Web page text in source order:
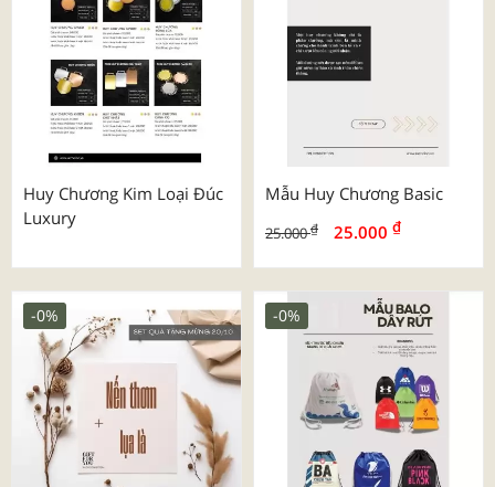
Huy Chương Kim Loại Đúc
Luxury
Mẫu Huy Chương Basic
25.000₫ 25.000 ₫
-0% -0%